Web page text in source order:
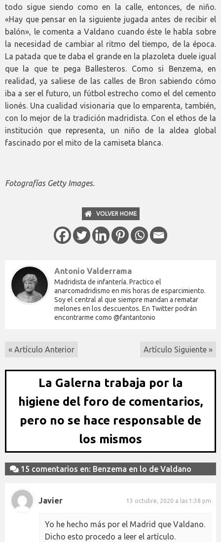
todo sigue siendo como en la calle, entonces, de niño.
«Hay que pensar en la siguiente jugada antes de recibir el
balón», le comenta a Valdano cuando éste le habla sobre
la necesidad de cambiar al ritmo del tiempo, de la época.
La patada que te daba el grande en la plazoleta duele igual
que la que te pega Ballesteros. Como si Benzema, en
realidad, ya saliese de las calles de Bron sabiendo cómo
iba a ser el futuro, un fútbol estrecho como el del cemento
lionés. Una cualidad visionaria que lo emparenta, también,
con lo mejor de la tradición madridista. Con el ethos de la
institución que representa, un niño de la aldea global
fascinado por el mito de la camiseta blanca.
Fotografías Getty Images.
VOLVER HOME
Antonio Valderrama
Madridista de infantería. Practico el
anarcomadridismo en mis horas de esparcimiento.
Soy el central al que siempre mandan a rematar
melones en los descuentos. En Twitter podrán
encontrarme como @fantantonio
« Artículo Anterior Artículo Siguiente »
La Galerna trabaja por la
higiene del foro de comentarios,
pero no se hace responsable de
los mismos
15 comentarios en: Benzema en lo de Valdano
Javier 13 octubre, 2020 a las 1:38 pm
Yo he hecho más por el Madrid que Valdano.
Dicho esto procedo a leer el artículo.